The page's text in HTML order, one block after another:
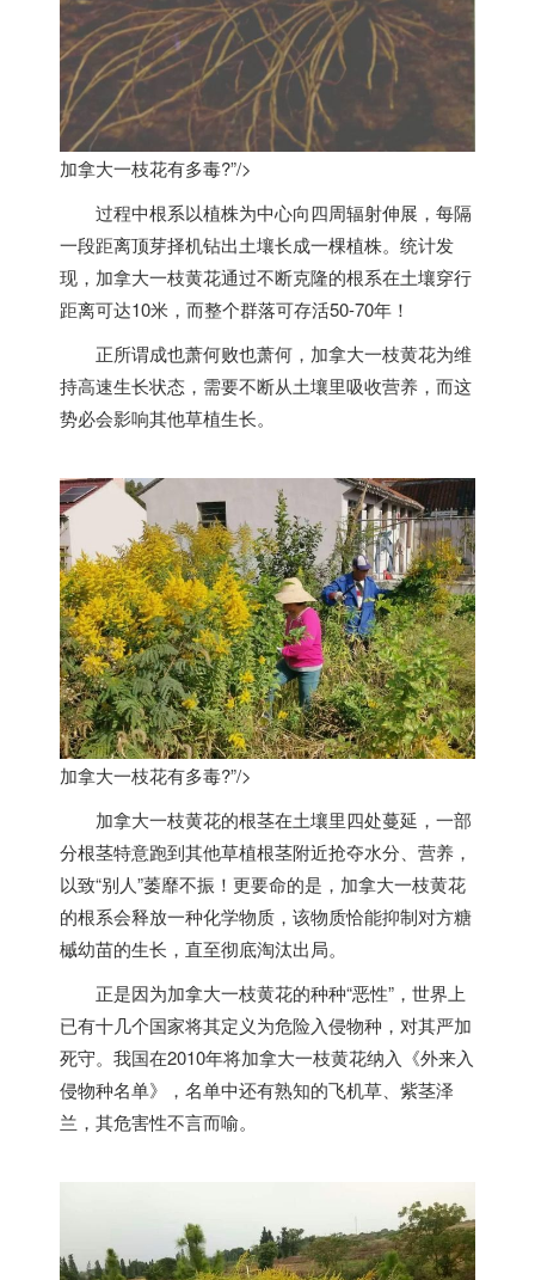
加拿大一枝花有多毒?”/>
过程中根系以植株为中心向四周辐射伸展，每隔
一段距离顶芽择机钻出土壤长成一棵植株。统计发
现， 加拿大一枝黄花通过不断克隆的根系在土壤穿行
距离可达10米，而整个群落可存活50-70年！
正所谓成也萧何败也萧何， 加拿大一枝黄花为维
持高速生长状态，需要不断从土壤里吸收营养，而这
势必会影响其他草植生长。
加拿大一枝花有多毒?”/>
加拿大一枝黄花的根茎在土壤里四处蔓延，一部
分根茎特意跑到其他草植根茎附近抢夺水分、营养，
以致“别人”萎靡不振！更要命的是， 加拿大一枝黄花
的根系会释放一种化学物质，该物质恰能抑制对方糖
槭幼苗的生长，直至彻底淘汰出局。
正是因为加拿大一枝黄花的种种“恶性”，世界上
已有十几个国家将其定义为危险入侵物种，对其严加
死守。我国在2010年将加拿大一枝黄花纳入《外来入
侵物种名单》，名单中还有熟知的飞机草、紫茎泽
兰，其危害性不言而喻。